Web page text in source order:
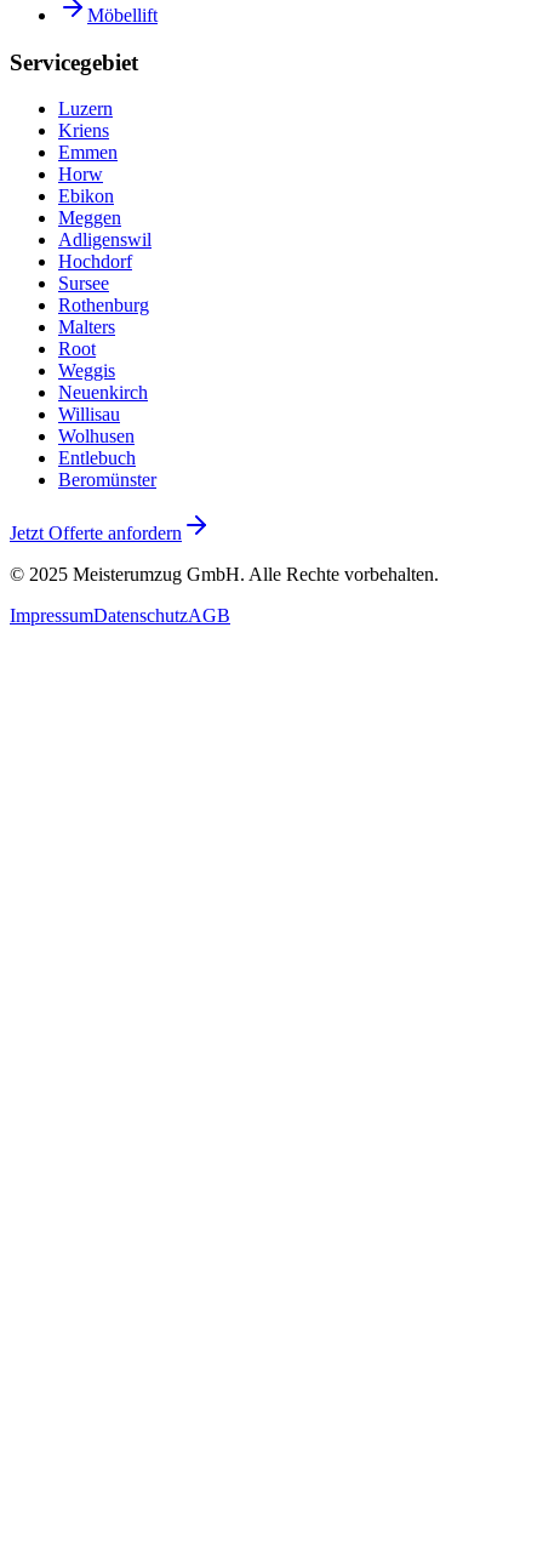
Möbellift
Servicegebiet
Luzern
Kriens
Emmen
Horw
Ebikon
Meggen
Adligenswil
Hochdorf
Sursee
Rothenburg
Malters
Root
Weggis
Neuenkirch
Willisau
Wolhusen
Entlebuch
Beromünster
Jetzt Offerte anfordern
© 2025 Meisterumzug GmbH. Alle Rechte vorbehalten.
ImpressumDatenschutzAGB